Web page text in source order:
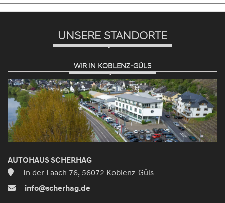
UNSERE STANDORTE
WIR IN KOBLENZ-GÜLS
AUTOHAUS SCHERHAG
In der Laach 76, 56072 Koblenz-Güls
info@scherhag.de